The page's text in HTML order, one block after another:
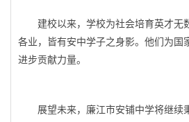
建校以来，学校为社会培育英才无
各业，皆有安中学子之身影。他们为国
进步贡献力量。
展望未来，廉江市安铺中学将继续